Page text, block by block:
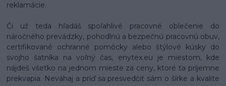
reklamácie.
Či už teda hľadáš spoľahlivé pracovné oblečenie do
náročného prevádzky, pohodlnú a bezpečnú pracovnú obuv,
certifikované ochranné pomôcky alebo štýlové kúsky do
svojho šatníka na voľný čas, enytex.eu je miestom, kde
nájdeš všetko na jednom mieste za ceny, ktoré ťa príjemne
prekvapia. Neváhaj a príď sa presvedčiť sám o šírke a kvalite